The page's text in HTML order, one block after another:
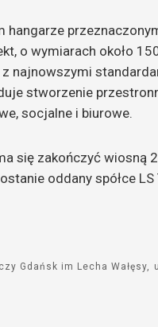
o wymiarach około
najnowszymi
stworzenie
socjalne i biurowe.
się zakończyć wiosną
oddany spółce
Gdańsk im Lecha Wałęsy